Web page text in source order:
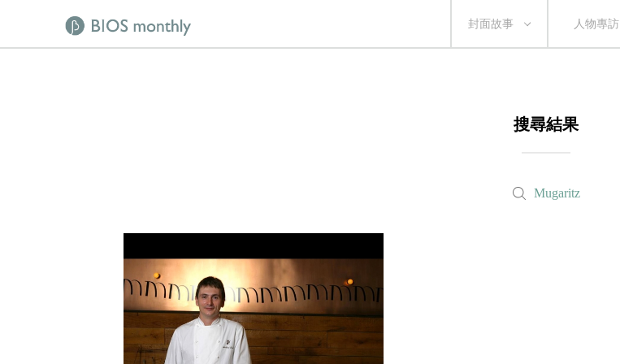
封面故事 人物專訪
搜尋結果
Mugaritz